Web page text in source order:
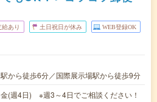
あり 土日祝日が休み WEB登録OK
から徒歩6分／国際展示場駅から徒歩9分
(週4日) ※週3～4日でご相談ください！